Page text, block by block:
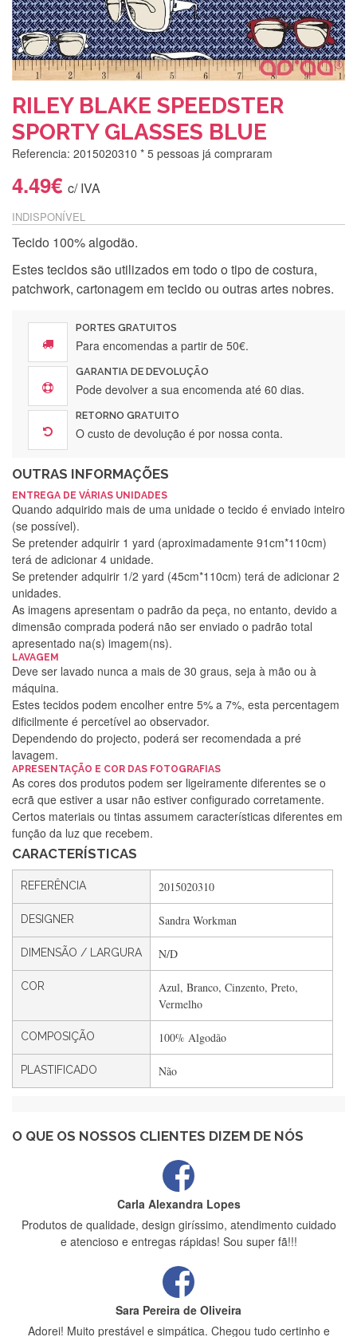
RILEY BLAKE SPEEDSTER
SPORTY GLASSES BLUE
Referencia: 2015020310 * 5 pessoas já compraram
4.49€ c/ IVA
INDISPONÍVEL
Tecido 100% algodão.
Estes tecidos são utilizados em todo o tipo de costura,
patchwork, cartonagem em tecido ou outras artes nobres.
PORTES GRATUITOS
Para encomendas a partir de 50€.
GARANTIA DE DEVOLUÇÃO
Pode devolver a sua encomenda até 60 dias.
RETORNO GRATUITO
O custo de devolução é por nossa conta.
OUTRAS INFORMAÇÕES
ENTREGA DE VÁRIAS UNIDADES
Quando adquirido mais de uma unidade o tecido é enviado inteiro
(se possível).
Se pretender adquirir 1 yard (aproximadamente 91cm*110cm)
terá de adicionar 4 unidade.
Se pretender adquirir 1/2 yard (45cm*110cm) terá de adicionar 2
unidades.
As imagens apresentam o padrão da peça, no entanto, devido a
dimensão comprada poderá não ser enviado o padrão total
apresentado na(s) imagem(ns).
LAVAGEM
Deve ser lavado nunca a mais de 30 graus, seja à mão ou à
máquina.
Estes tecidos podem encolher entre 5% a 7%, esta percentagem
dificilmente é percetível ao observador.
Dependendo do projecto, poderá ser recomendada a pré
lavagem.
APRESENTAÇÃO E COR DAS FOTOGRAFIAS
As cores dos produtos podem ser ligeiramente diferentes se o
ecrã que estiver a usar não estiver configurado corretamente.
Certos materiais ou tintas assumem características diferentes em
função da luz que recebem.
CARACTERÍSTICAS
REFERÊNCIA 2015020310
DESIGNER Sandra Workman
DIMENSÃO / LARGURA N/D
COR
Azul, Branco, Cinzento, Preto,
Vermelho
COMPOSIÇÃO 100% Algodão
PLASTIFICADO Não
O QUE OS NOSSOS CLIENTES DIZEM DE NÓS
Silvia Lopes
Encomenda direitinha. Rapidez e segurança. Volto a
encomendar.
Silvia André
Gostei ,Serviço bastante rápido. recomendo
Filipa Freire
Rápido, atendimento 5*. Hoje chegará a segunda encomenda
feita de muitas certamente❤️
estrelas
Carla Alexandra Lopes
Produtos de qualidade, design giríssimo, atendimento cuidado
e atencioso e entregas rápidas! Sou super fã!!!
Sara Pereira de Oliveira
Adorei! Muito prestável e simpática. Chegou tudo certinho e